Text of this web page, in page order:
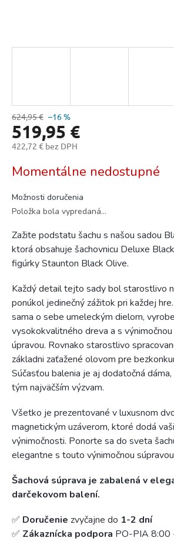
624,95 € –16 %
519,95 €
422,72 € bez DPH
cena:
Momentálne nedostupné
Možnosti doručenia
Položka bola vypredaná…
Zažite podstatu šachu s našou sadou
ktorá obsahuje šachovnicu Deluxe
figúrky Staunton Black Olive.
Každý detail tejto sady bol starostlivo
ponúkol jedinečný zážitok pri každej
sama o sebe umeleckým dielom,
vysokokvalitného dreva a s
úpravou. Rovnako starostlivo
základni zaťažené olovom pre
Súčasťou balenia je aj dodatočná
tým najväčším výzvam.
Všetko je prezentované v luxusnom
magnetickým uzáverom, ktoré dodá
výnimočnosti. Ponorte sa do sveta
elegantne s touto výnimočnou
Šachová súprava je zabalená v
darčekovom balení.
✅ Doručenie zvyčajne do 1-2 dní
✅ Zákaznícka podpora PO-PIA 8:00